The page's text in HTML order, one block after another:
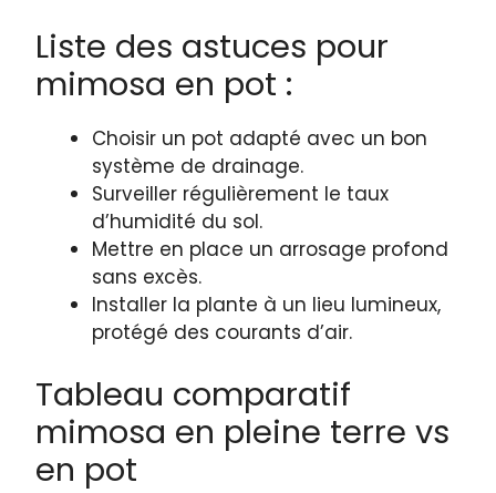
Liste des astuces pour
mimosa en pot :
Choisir un pot adapté avec un bon
système de drainage.
Surveiller régulièrement le taux
d’humidité du sol.
Mettre en place un arrosage profond
sans excès.
Installer la plante à un lieu lumineux,
protégé des courants d’air.
Tableau comparatif
mimosa en pleine terre vs
en pot